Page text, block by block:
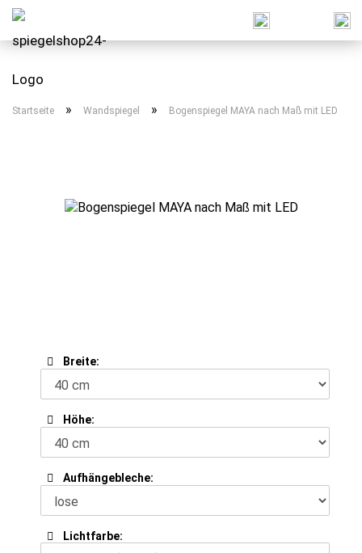
Startseite » Wandspiegel » Bogenspiegel MAYA nach Maß mit LED
Breite:
Höhe:
Aufhängebleche:
Lichtfarbe: